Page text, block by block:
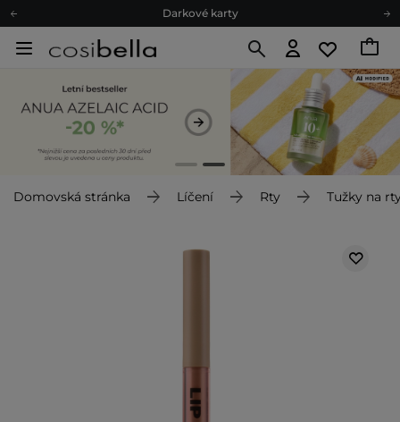
Ekologické balení
Doporučovací Program
Odeslání do 24 hod.
Darkové karty
Ekologické balení
Domovská stránka Líčení Rty Tužky na